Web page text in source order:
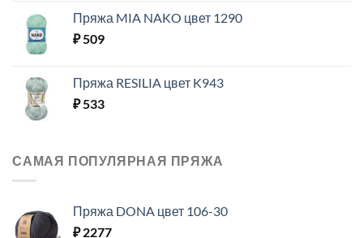
Пряжа MIA NAKO цвет 1290
₽509
Пряжа RESILIA цвет K943
₽533
САМАЯ ПОПУЛЯРНАЯ ПРЯЖА
Пряжа DONA цвет 106-30
₽2277